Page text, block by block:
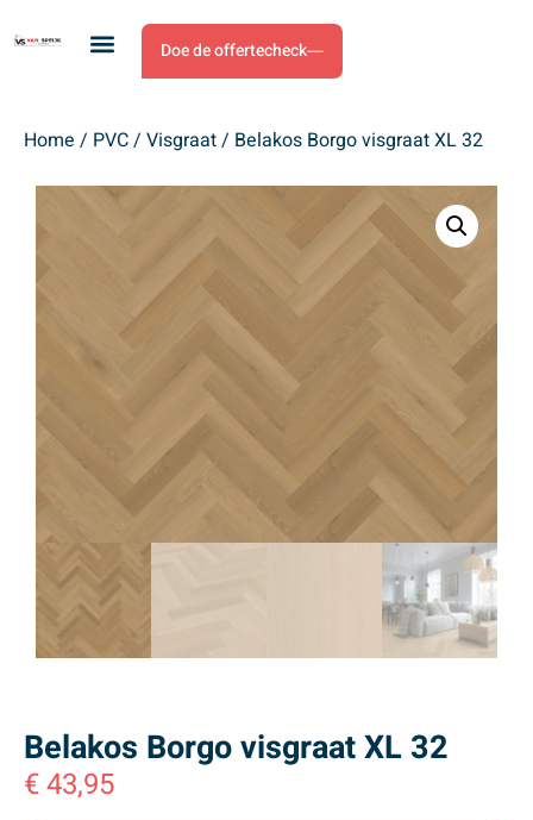
Doe de offertecheck
Home / PVC/ Visgraat/ Belakos Borgo visgraat XL 32
Belakos Borgo visgraat XL 32
€43,95